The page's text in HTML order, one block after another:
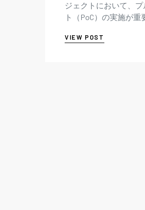
ジェクトにおいて、
ト（PoC）の実施が重
要であることを詳細に
VIEW POST